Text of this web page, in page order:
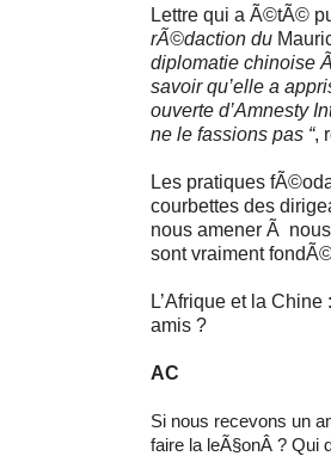
Lettre qui a Ã©tÃ©
rÃ©daction du
diplomatie chinoise
savoir qu’elle a
ouverte d’Amnesty
ne le fassions pas “,
Les pratiques
courbettes des
nous amener Ã
sont vraiment
L’Afrique et la
amis ?
AC
Si nous recevons un
faire la leÃ§onÂ ? Qui